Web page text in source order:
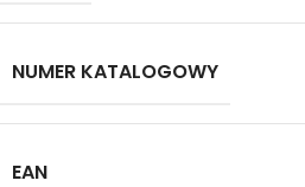
NUMER KATALOGOWY
EAN